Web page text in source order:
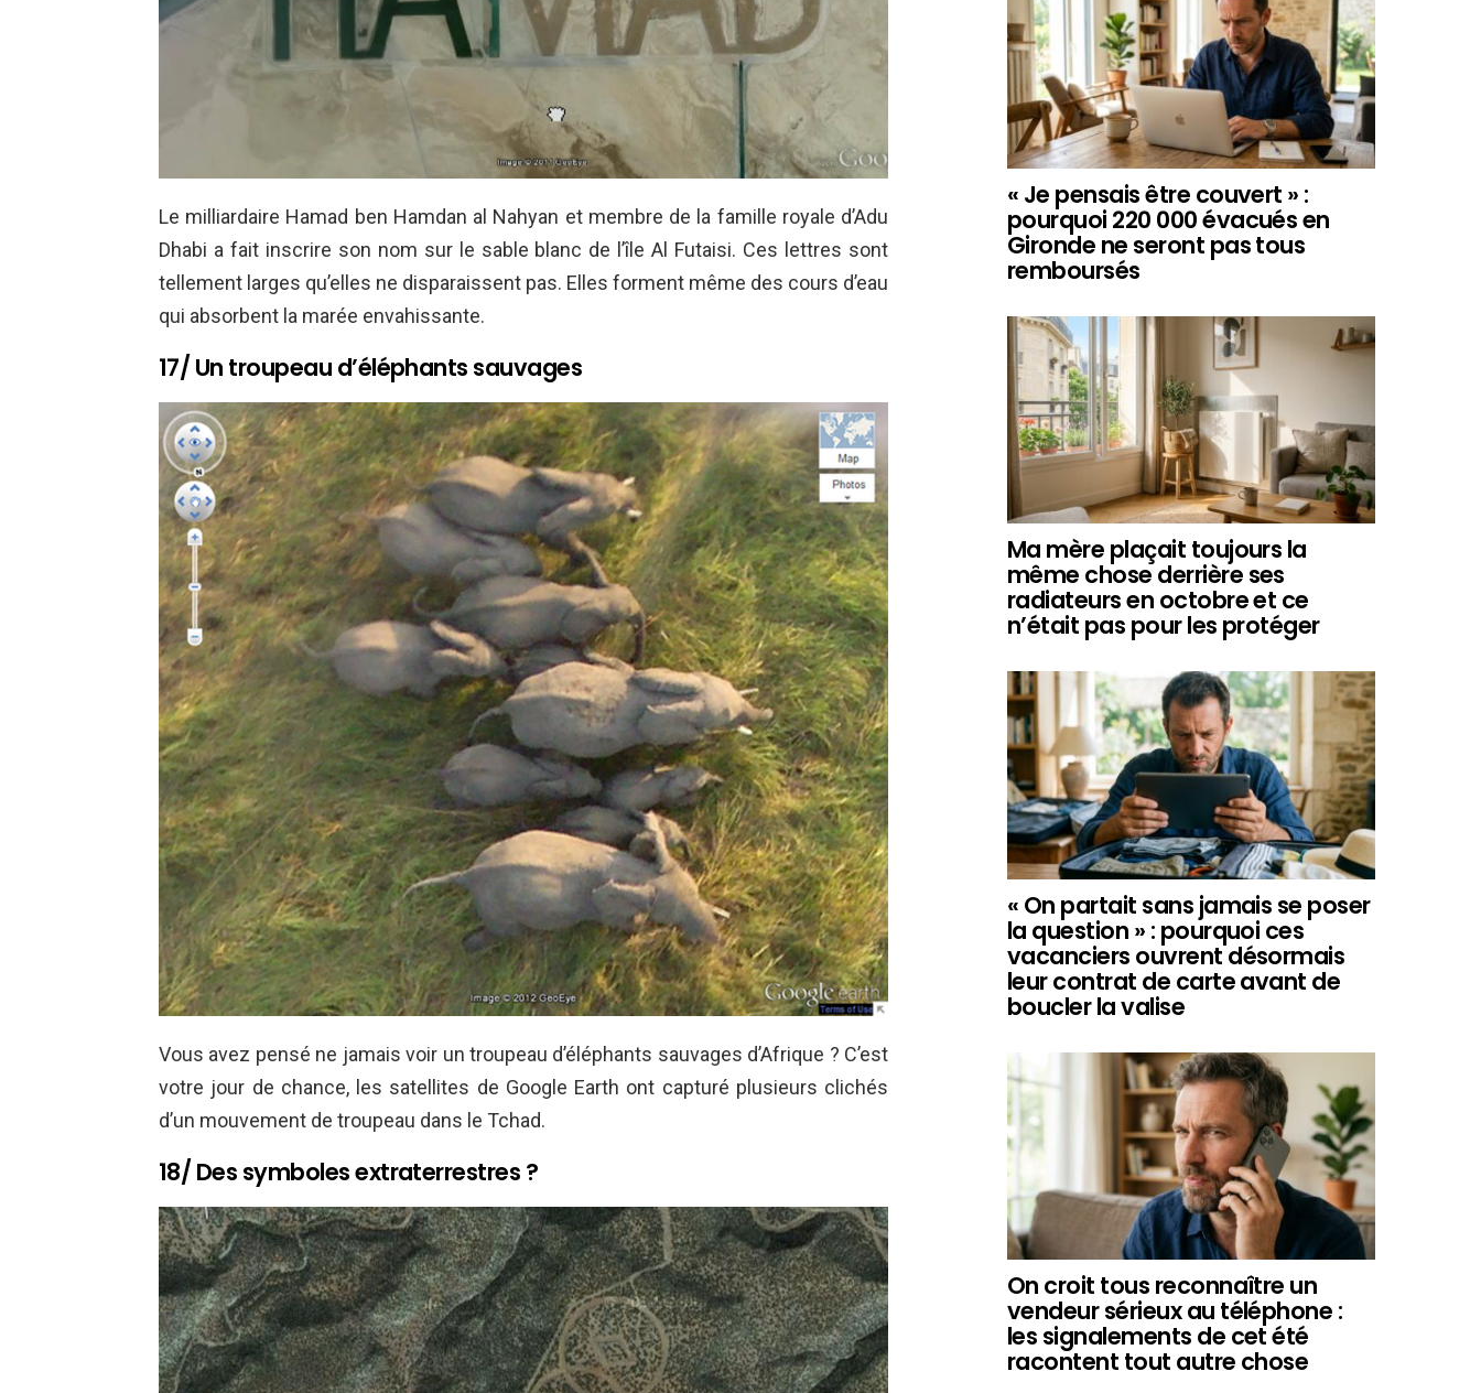
Le milliardaire Hamad ben Hamdan al Nahyan et membre de la famille royale d’Adu
Dhabi a fait inscrire son nom sur le sable blanc de l’île Al Futaisi. Ces lettres sont
tellement larges qu’elles ne disparaissent pas. Elles forment même des cours d’eau
qui absorbent la marée envahissante.
17/ Un troupeau d’éléphants sauvages
Vous avez pensé ne jamais voir un troupeau d’éléphants sauvages d’Afrique ? C’est
votre jour de chance, les satellites de Google Earth ont capturé plusieurs clichés
d’un mouvement de troupeau dans le Tchad.
18/ Des symboles extraterrestres ?
« Je pensais être couvert » :
pourquoi 220 000 évacués en
Gironde ne seront pas tous
remboursés
Ma mère plaçait toujours la
même chose derrière ses
radiateurs en octobre et ce
n’était pas pour les protéger
« On partait sans jamais se poser
la question » : pourquoi ces
vacanciers ouvrent désormais
leur contrat de carte avant de
boucler la valise
On croit tous reconnaître un
vendeur sérieux au téléphone :
les signalements de cet été
racontent tout autre chose